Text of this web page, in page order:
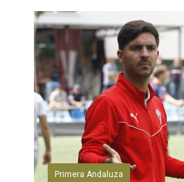
Primera Andaluza